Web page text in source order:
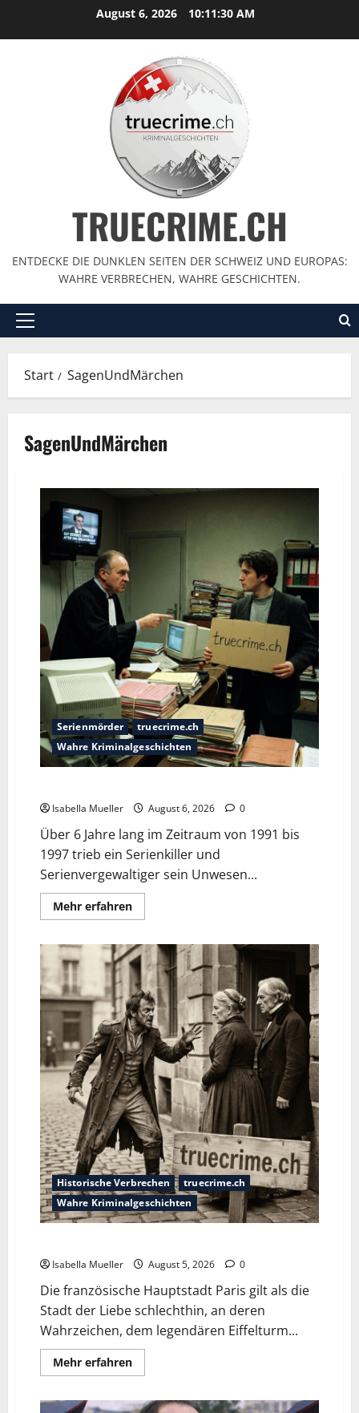
August 6, 2026 10:11:31 AM
TRUECRIME.CH
ENTDECKE DIE DUNKLEN SEITEN DER SCHWEIZ UND EUROPAS:
WAHRE VERBRECHEN, WAHRE GESCHICHTEN.
Start SagenUndMärchen
SagenUndMärchen
Serienmörder
truecrime.ch
Wahre Kriminalgeschichten
Isabella Mueller August 6, 2026 0
Über 6 Jahre lang im Zeitraum von 1991 bis
1997 trieb ein Serienkiller und
Serienvergewaltiger sein Unwesen...
Mehr erfahren
Historische Verbrechen
truecrime.ch
Wahre Kriminalgeschichten
Isabella Mueller August 5, 2026 0
Die französische Hauptstadt Paris gilt als die
Stadt der Liebe schlechthin, an deren
Wahrzeichen, dem legendären Eiffelturm...
Mehr erfahren